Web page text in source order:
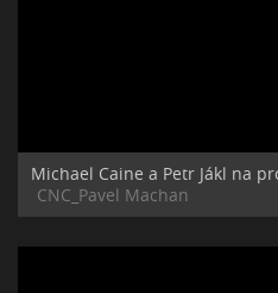
Michael Caine a Petr Jákl na
CNC_Pavel Machan